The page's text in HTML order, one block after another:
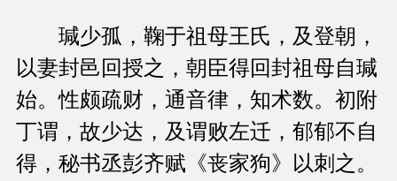
瑊少孤，鞠于祖母王氏，及登朝，
以妻封邑回授之，朝臣得回封祖母自瑊
始。性颇疏财，通音律，知术数。初附
丁谓，故少达，及谓败左迁，郁郁不自
得，秘书丞彭齐赋《丧家狗》以刺之。